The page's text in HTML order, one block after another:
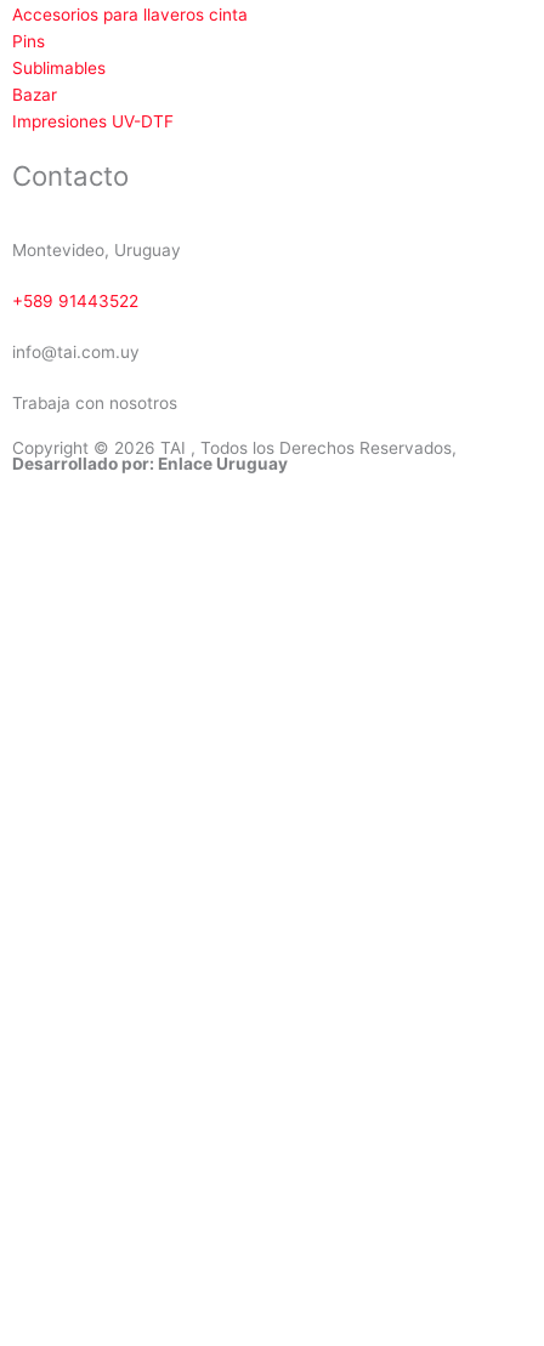
Accesorios para llaveros cinta
Pins
Sublimables
Bazar
Impresiones UV-DTF
Contacto
Montevideo, Uruguay
+589 91443522
info@tai.com.uy
Trabaja con nosotros
Copyright © 2026 TAI , Todos los Derechos Reservados,
Desarrollado por: Enlace Uruguay